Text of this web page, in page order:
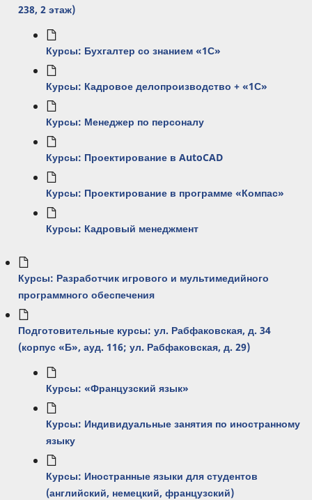
238, 2 этаж)
Курсы: Бухгалтер со знанием «1С»
Курсы: Кадровое делопроизводство + «1С»
Курсы: Менеджер по персоналу
Курсы: Проектирование в AutoCAD
Курсы: Проектирование в программе «Компас»
Курсы: Кадровый менеджмент
Курсы: Разработчик игрового и мультимедийного
программного обеспечения
Подготовительные курсы: ул. Рабфаковская, д. 34
(корпус «Б», ауд. 116; ул. Рабфаковская, д. 29)
Курсы: «Французский язык»
Курсы: Индивидуальные занятия по иностранному
языку
Курсы: Иностранные языки для студентов
(английский, немецкий, французский)